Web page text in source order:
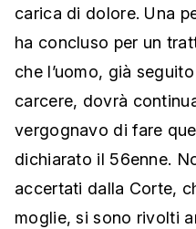
carica di dolore. Una
ha concluso per un
che l’uomo, già
carcere, dovrà
vergognavo di fare
dichiarato il 56enne.
accertati dalla Corte,
moglie, si sono rivolti